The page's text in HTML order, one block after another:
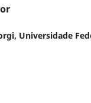
Universidade